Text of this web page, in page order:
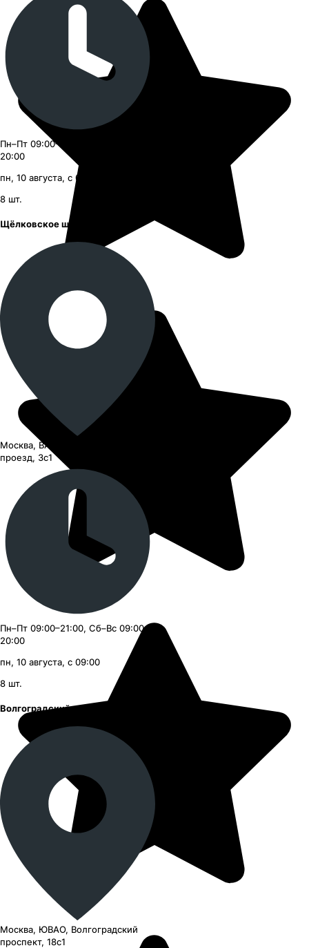
Пн–Пт 09:00–21:00, Сб–Вс 09:00–
20:00
пн, 10 августа, с 09:00
8 шт.
Щёлковское шоссе
Москва, ВАО, Черницынский
проезд, 3с1
Пн–Пт 09:00–21:00, Сб–Вс 09:00–
20:00
пн, 10 августа, с 09:00
8 шт.
Волгоградский проспект
Москва, ЮВАО, Волгоградский
проспект, 18с1